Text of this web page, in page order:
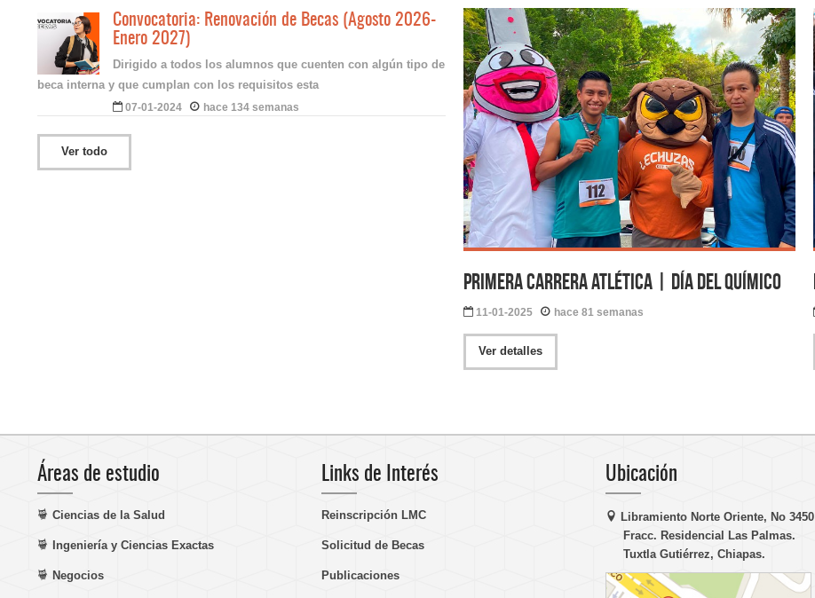
Convocatoria: Renovación de Becas (Agosto 2026-
Enero 2027)
Dirigido a todos los alumnos que cuenten con algún tipo de
beca interna y que cumplan con los requisitos esta
07-01-2024 hace 134 semanas
Ver todo
Primera carrera atlética | Día del Químico
11-01-2025 hace 81 semanas
Ver detalles
Áreas de estudio
Ciencias de la Salud
Ingeniería y Ciencias Exactas
Negocios
Links de Interés
Reinscripción LMC
Solicitud de Becas
Publicaciones
Ubicación
Libramiento Norte Oriente, No 3450
Fracc. Residencial Las Palmas.
Tuxtla Gutiérrez, Chiapas.